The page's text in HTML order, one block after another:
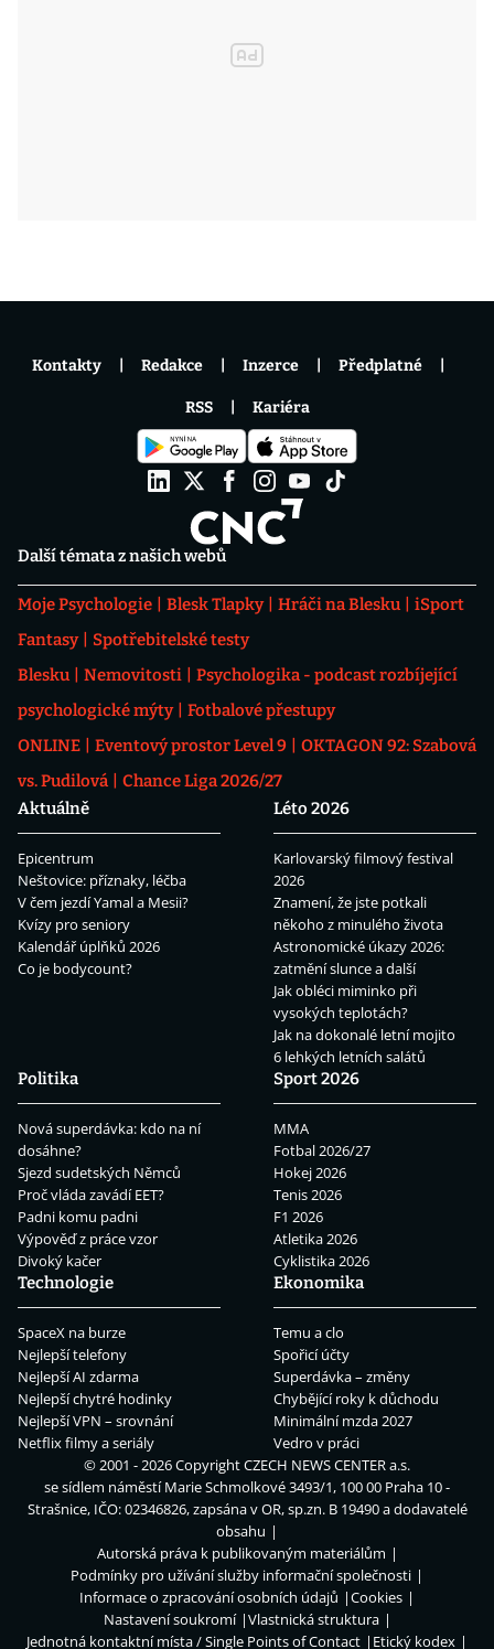
Další témata z našich webů
Moje Psychologie Blesk Tlapky Hráči na Blesku
iSport
Fantasy
Spotřebitelské testy
Blesku
Nemovitosti
Psychologika - podcast rozbíjející
psychologické mýty
Fotbalové přestupy
ONLINE
Eventový prostor Level 9
OKTAGON 92: Szabová
vs. Pudilová
Chance Liga 2026/27
Aktuálně
Epicentrum
Neštovice: příznaky, léčba
V čem jezdí Yamal a Mesii?
Kvízy pro seniory
Kalendář úplňků 2026
Co je bodycount?
Léto 2026
Karlovarský filmový festival
2026
Znamení, že jste potkali
někoho z minulého života
Astronomické úkazy 2026:
zatmění slunce a další
Jak obléci miminko při
vysokých teplotách?
Jak na dokonalé letní mojito
6 lehkých letních salátů
Politika
Nová superdávka: kdo na ní
dosáhne?
Sjezd sudetských Němců
Proč vláda zavádí EET?
Padni komu padni
Výpověď z práce vzor
Divoký kačer
Sport 2026
MMA
Fotbal 2026/27
Hokej 2026
Tenis 2026
F1 2026
Atletika 2026
Cyklistika 2026
Technologie
SpaceX na burze
Nejlepší telefony
Nejlepší AI zdarma
Nejlepší chytré hodinky
Nejlepší VPN – srovnání
Netflix filmy a seriály
Ekonomika
Temu a clo
Spořicí účty
Superdávka – změny
Chybějící roky k důchodu
Minimální mzda 2027
Vedro v práci
Kontakty Redakce Inzerce Předplatné
RSS Kariéra
© 2001 - 2026 CopyrightCZECH NEWS CENTER a.s.
se sídlem náměstí Marie Schmolkové 3493/1, 100 00 Praha 10 -
Strašnice, IČO: 02346826, zapsána v OR, sp.zn. B 19490 a dodavatelé
obsahu
Autorská práva k publikovaným materiálům
Podmínky pro užívání služby informační společnosti
Informace o zpracování osobních údajů
Cookies
Nastavení soukromí
Vlastnická struktura
Jednotná kontaktní místa / Single Points of Contact
Etický kodex